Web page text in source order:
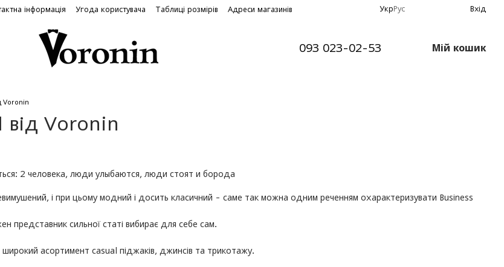
інформація Угода користувача Таблиці розмірів Адреси магазинів УкрРус Вхід
093 023-02-53 Мій кошик
Voronin
від Voronin
і при цьому модний і досить класичний - саме так можна одним реченням охарактеризувати Business
представник сильної статі вибирає для себе сам.
асортимент casual піджаків, джинсів та трикотажу.